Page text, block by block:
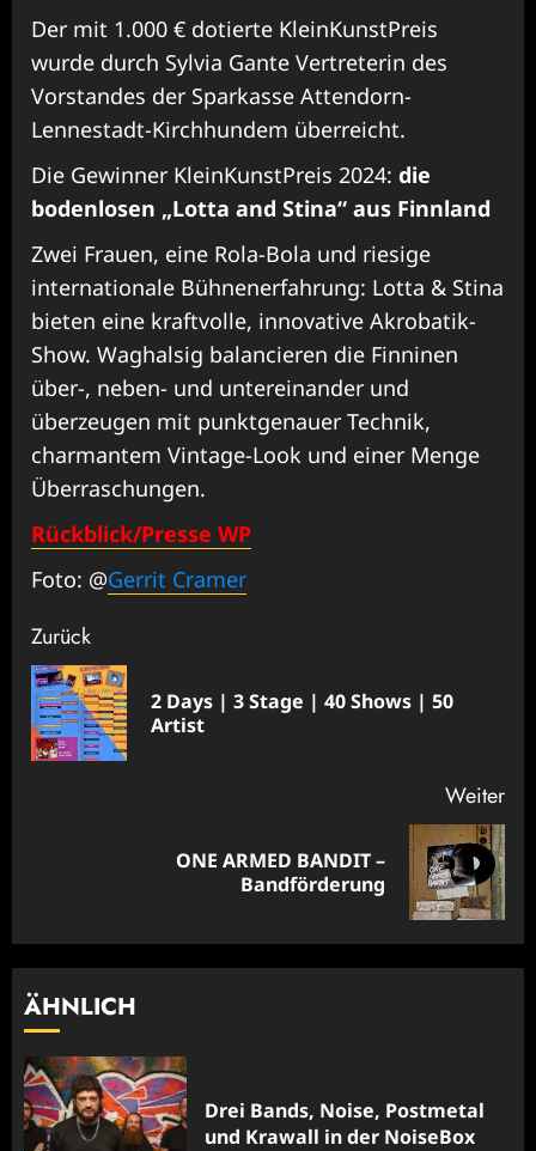
Der mit 1.000 € dotierte KleinKunstPreis
wurde durch Sylvia Gante Vertreterin des
Vorstandes der Sparkasse Attendorn-
Lennestadt-Kirchhundem überreicht.
Die Gewinner KleinKunstPreis 2024: die
bodenlosen „Lotta and Stina“ aus Finnland
Zwei Frauen, eine Rola-Bola und riesige
internationale Bühnenerfahrung: Lotta & Stina
bieten eine kraftvolle, innovative Akrobatik-
Show. Waghalsig balancieren die Finninen
über-, neben- und untereinander und
überzeugen mit punktgenauer Technik,
charmantem Vintage-Look und einer Menge
Überraschungen.
Rückblick/Presse WP
Foto: @Gerrit Cramer
Beitragsnavigation
Zurück
2 Days | 3 Stage | 40 Shows | 50
Artist
Weiter
ONE ARMED BANDIT –
Bandförderung
ÄHNLICH
Drei Bands, Noise, Postmetal
und Krawall in der NoiseBox